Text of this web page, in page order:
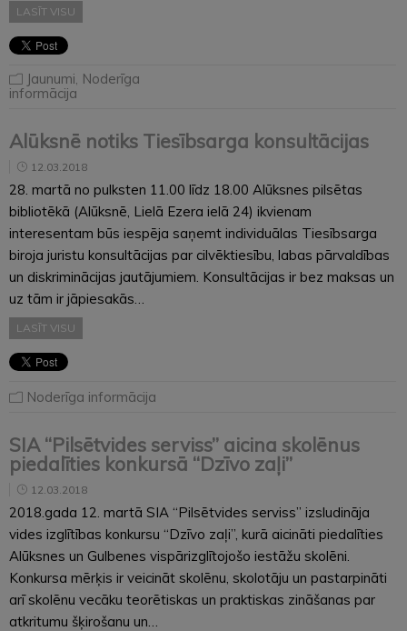
LASĪT VISU
Jaunumi Noderīga
informācija
Alūksnē notiks Tiesībsarga konsultācijas
12.03.2018
28. martā no pulksten 11.00 līdz 18.00 Alūksnes pilsētas
bibliotēkā (Alūksnē, Lielā Ezera ielā 24) ikvienam
interesentam būs iespēja saņemt individuālas Tiesībsarga
biroja juristu konsultācijas par cilvēktiesību, labas pārvaldības
un diskriminācijas jautājumiem. Konsultācijas ir bez maksas un
uz tām ir jāpiesakās…
LASĪT VISU
Noderīga informācija
SIA “Pilsētvides serviss” aicina skolēnus
piedalīties konkursā “Dzīvo zaļi”
12.03.2018
2018.gada 12. martā SIA “Pilsētvides serviss” izsludināja
vides izglītības konkursu “Dzīvo zaļi”, kurā aicināti piedalīties
Alūksnes un Gulbenes vispārizglītojošo iestāžu skolēni.
Konkursa mērķis ir veicināt skolēnu, skolotāju un pastarpināti
arī skolēnu vecāku teorētiskas un praktiskas zināšanas par
atkritumu šķirošanu un…